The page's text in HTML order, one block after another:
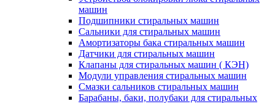
машин
Подшипники стиральных машин
Сальники для стиральных машин
Амортизаторы бака стиральных машин
Датчики для стиральных машин
Клапаны для стиральных машин ( КЭН)
Модули управления стиральных машин
Смазки сальников стиральных машин
Барабаны, баки, полубаки для стиральных